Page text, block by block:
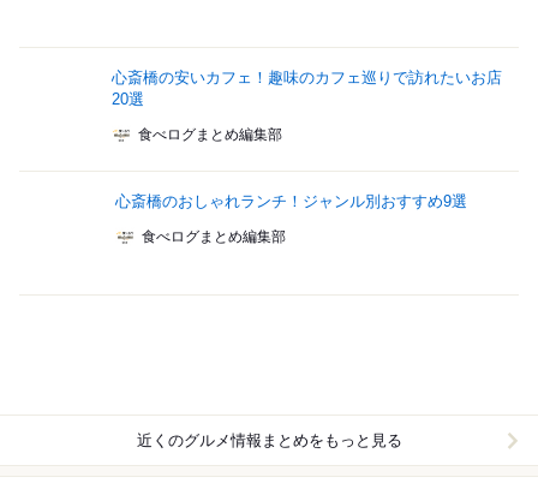
心斎橋の安いカフェ！趣味のカフェ巡りで訪れたいお店
20選
食べログまとめ編集部
心斎橋のおしゃれランチ！ジャンル別おすすめ9選
食べログまとめ編集部
近くのグルメ情報まとめをもっと見る